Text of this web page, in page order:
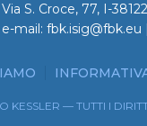
Via S. Croce, 77, I-
e-mail: fbk.isig@fbk.eu
KESSLER — TUTTI I